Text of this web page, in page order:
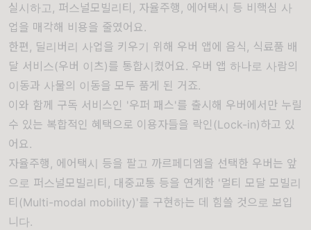
실시하고, 퍼스널모빌리티, 자율주행, 에어택시 등 비핵심 사
업을 매각해 비용을 줄였어요.
한편, 딜리버리 사업을 키우기 위해 우버 앱에 음식, 식료품 배
달 서비스(우버 이츠)를 통합시켰어요. 우버 앱 하나로 사람의
이동과 사물의 이동을 모두 품게 된 거죠.
이와 함께 구독 서비스인 '우퍼 패스'를 출시해 우버에서만 누릴
수 있는 복합적인 혜택으로 이용자들을 락인(Lock-in)하고 있
어요.
자율주행, 에어택시 등을 팔고 까르페디엠을 선택한 우버는 앞
으로 퍼스널모빌리티, 대중교통 등을 연계한 '멀티 모달 모빌리
티(Multi-modal mobility)'를 구현하는 데 힘쓸 것으로 보입
니다.